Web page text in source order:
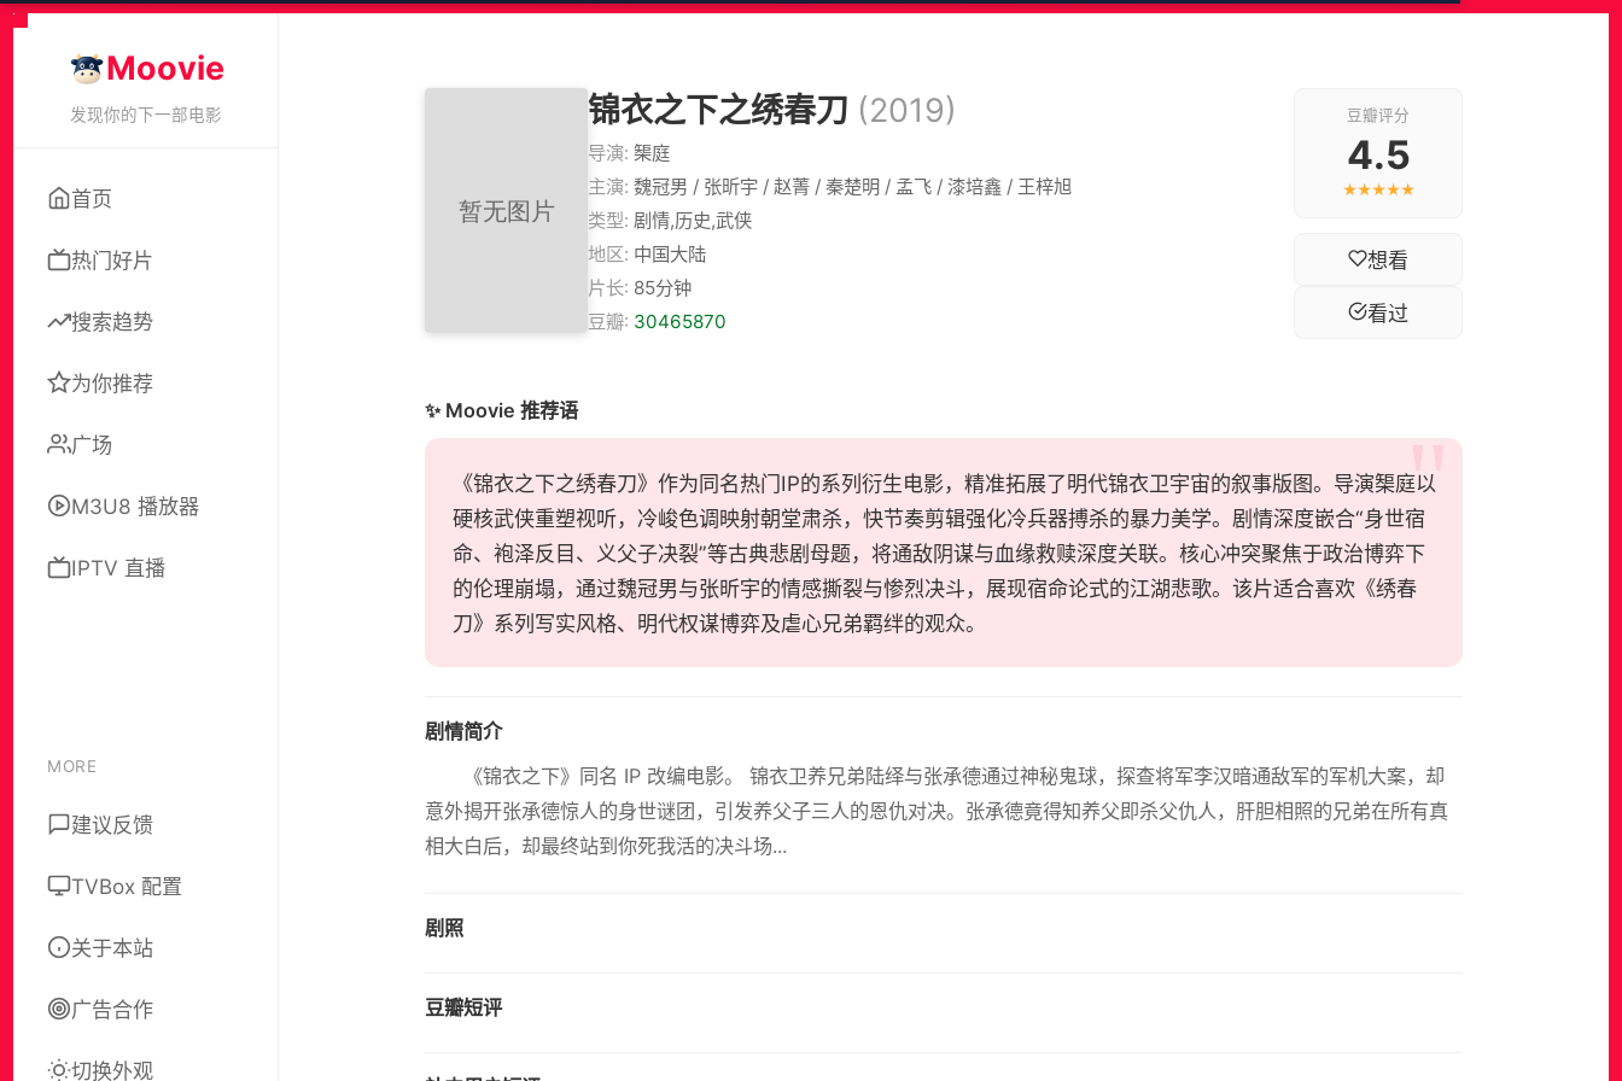
Moovie
发现你的下一部电影
首页
热门好片
搜索趋势
为你推荐
广场
M3U8 播放器
IPTV 直播
MORE
建议反馈
TVBox 配置
关于本站
广告合作
切换外观
锦衣之下之绣春刀 (2019)
导演: 榘庭
主演: 魏冠男 / 张昕宇 / 赵菁 / 秦楚明 / 孟飞 / 漆培鑫 / 王梓旭
类型: 剧情,历史,武侠
地区: 中国大陆
片长: 85分钟
豆瓣: 30465870
豆瓣评分
4.5
★★★★★
想看
看过
✨ Moovie 推荐语
《锦衣之下之绣春刀》作为同名热门IP的系列衍生电影，精准拓展了明代锦衣卫宇宙的叙事版图。导演榘庭以
硬核武侠重塑视听，冷峻色调映射朝堂肃杀，快节奏剪辑强化冷兵器搏杀的暴力美学。剧情深度嵌合“身世宿
命、袍泽反目、义父子决裂”等古典悲剧母题，将通敌阴谋与血缘救赎深度关联。核心冲突聚焦于政治博弈下
的伦理崩塌，通过魏冠男与张昕宇的情感撕裂与惨烈决斗，展现宿命论式的江湖悲歌。该片适合喜欢《绣春
刀》系列写实风格、明代权谋博弈及虐心兄弟羁绊的观众。
剧情简介
《锦衣之下》同名 IP 改编电影。 锦衣卫养兄弟陆绎与张承德通过神秘鬼球，探查将军李汉暗通敌军的军机大案，却
意外揭开张承德惊人的身世谜团，引发养父子三人的恩仇对决。张承德竟得知养父即杀父仇人，肝胆相照的兄弟在所有真
相大白后，却最终站到你死我活的决斗场...
剧照
豆瓣短评